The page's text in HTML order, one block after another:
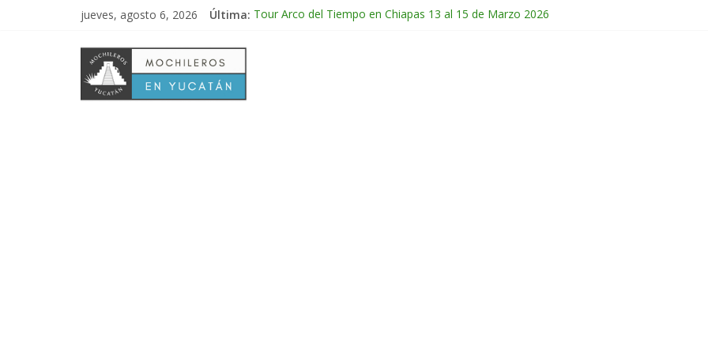
jueves, agosto 6, 2026 Última: Tour Arco del Tiempo en Chiapas 13 al 15 de Marzo 2026